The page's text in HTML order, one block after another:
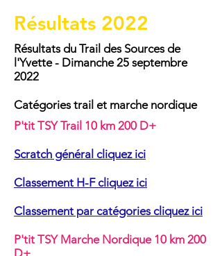
Résultats 2022
Résultats du Trail des Sources de
l'Yvette - Dimanche 25 septembre
2022
Catégories trail et marche nordique
P'tit TSY Trail 10 km 200 D+
Scratch général cliquez ici
Classement H-F cliquez ici
Classement par catégories cliquez ici
P'tit TSY Marche Nordique 10 km 200
D+